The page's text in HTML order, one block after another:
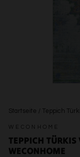
Startseite / Teppich
WECONHOME
TEPPICH
WECONHOME